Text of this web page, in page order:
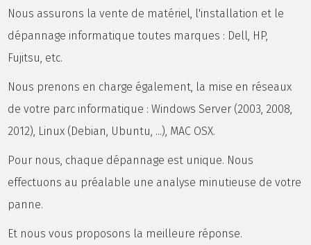
Nous assurons la vente de matériel, l'installation et le
dépannage informatique toutes marques : Dell, HP,
Fujitsu, etc.
Nous prenons en charge également, la mise en réseaux
de votre parc informatique : Windows Server (2003, 2008,
2012), Linux (Debian, Ubuntu, ...), MAC OSX.
Pour nous, chaque dépannage est unique. Nous
effectuons au préalable une analyse minutieuse de votre
panne.
Et nous vous proposons la meilleure réponse.